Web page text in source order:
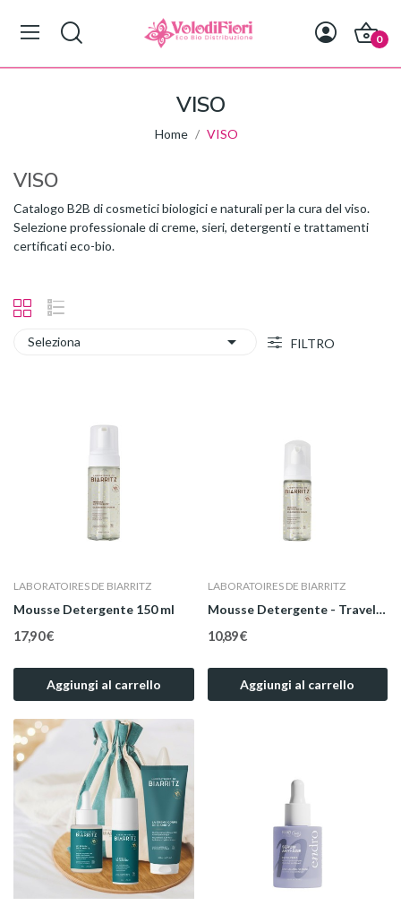
0
VISO
Home VISO
VISO
Catalogo B2B di cosmetici biologici e naturali per la cura del viso.
Selezione professionale di creme, sieri, detergenti e trattamenti
certificati eco-bio.
Seleziona  FILTRO
LABORATOIRES DE BIARRITZ
Mousse Detergente 150 ml
17,90 €
Aggiungi al carrello
LABORATOIRES DE BIARRITZ
Mousse Detergente - Travel Size 50 ml
10,89 €
Aggiungi al carrello